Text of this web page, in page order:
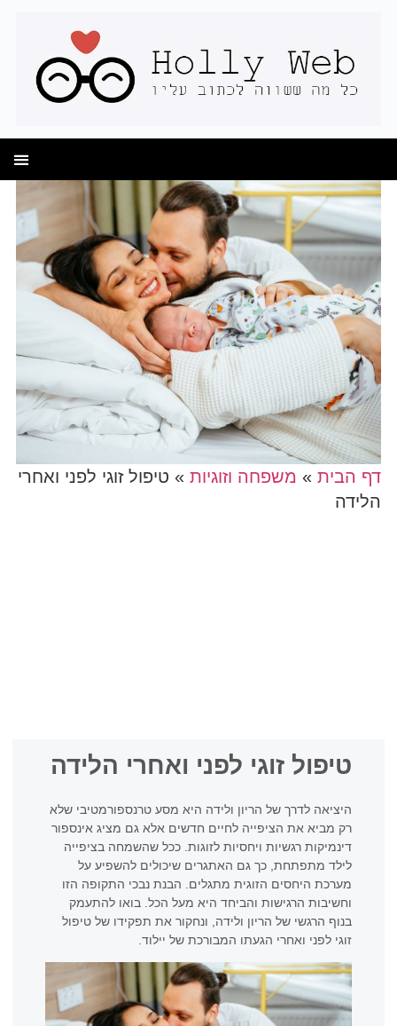
דף הבית » משפחה וזוגיות » טיפול זוגי לפני ואחרי
הלידה
טיפול זוגי לפני ואחרי הלידה
היציאה לדרך של הריון ולידה היא מסע טרנספורמטיבי שלא
רק מביא את הציפייה לחיים חדשים אלא גם מציג אינספור
דינמיקות רגשיות ויחסיות לזוגות. ככל שהשמחה בציפייה
לילד מתפתחת, כך גם האתגרים שיכולים להשפיע על
מערכת היחסים הזוגית מתגלים. הבנת נבכי התקופה הזו
וחשיבות הרגישות והביחד היא מעל הכל. בואו להתעמק
בנוף הרגשי של הריון ולידה, ונחקור את תפקידו של טיפול
זוגי לפני ואחרי הגעתו המבורכת של יילוד.